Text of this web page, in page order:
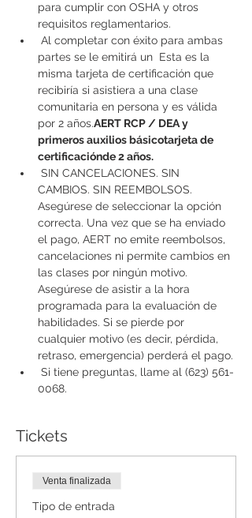
para cumplir con OSHA y otros
requisitos reglamentarios.
partes se le emitirá un Esta es la
misma tarjeta de certificación que
recibiría si asistiera a una clase
comunitaria en persona y es válida
por 2 años.AERT RCP / DEA y
primeros auxilios básicotarjeta de
certificaciónde 2 años.
CAMBIOS. SIN REEMBOLSOS.
Asegúrese de seleccionar la opción
correcta. Una vez que se ha enviado
el pago, AERT no emite reembolsos,
cancelaciones ni permite cambios en
las clases por ningún motivo.
Asegúrese de asistir a la hora
programada para la evaluación de
habilidades. Si se pierde por
cualquier motivo (es decir, pérdida,
retraso, emergencia) perderá el pago.
0068.
Tickets
Venta finalizada
Tipo de entrada